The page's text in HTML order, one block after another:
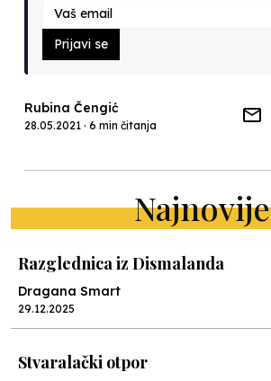
Prijavi se
Rubina Čengić
28.05.2021 · 6 min čitanja
Najnovije
Razglednica iz Dismalanda
Dragana Smart
29.12.2025
Stvaralački otpor